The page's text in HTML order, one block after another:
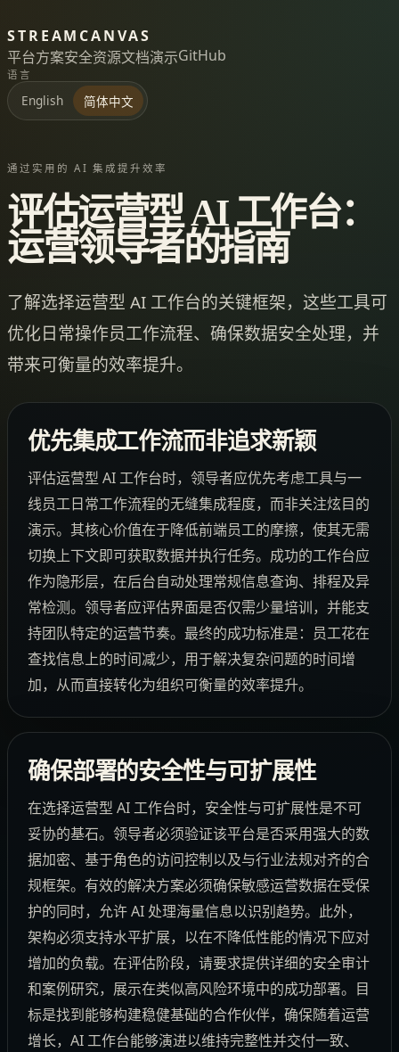
STREAMCANVAS
平台方案安全资源文档演示GitHub
语言
English 简体中文
通过实用的 AI 集成提升效率
评估运营型 AI 工作台：
运营领导者的指南
了解选择运营型 AI 工作台的关键框架，这些工具可
优化日常操作员工作流程、确保数据安全处理，并
带来可衡量的效率提升。
优先集成工作流而非追求新颖
评估运营型 AI 工作台时，领导者应优先考虑工具与一
线员工日常工作流程的无缝集成程度，而非关注炫目的
演示。其核心价值在于降低前端员工的摩擦，使其无需
切换上下文即可获取数据并执行任务。成功的工作台应
作为隐形层，在后台自动处理常规信息查询、排程及异
常检测。领导者应评估界面是否仅需少量培训，并能支
持团队特定的运营节奏。最终的成功标准是：员工花在
查找信息上的时间减少，用于解决复杂问题的时间增
加，从而直接转化为组织可衡量的效率提升。
确保部署的安全性与可扩展性
在选择运营型 AI 工作台时，安全性与可扩展性是不可
妥协的基石。领导者必须验证该平台是否采用强大的数
据加密、基于角色的访问控制以及与行业法规对齐的合
规框架。有效的解决方案必须确保敏感运营数据在受保
护的同时，允许 AI 处理海量信息以识别趋势。此外，
架构必须支持水平扩展，以在不降低性能的情况下应对
增加的负载。在评估阶段，请要求提供详细的安全审计
和案例研究，展示在类似高风险环境中的成功部署。目
标是找到能够构建稳健基础的合作伙伴，确保随着运营
增长，AI 工作台能够演进以维持完整性并交付一致、